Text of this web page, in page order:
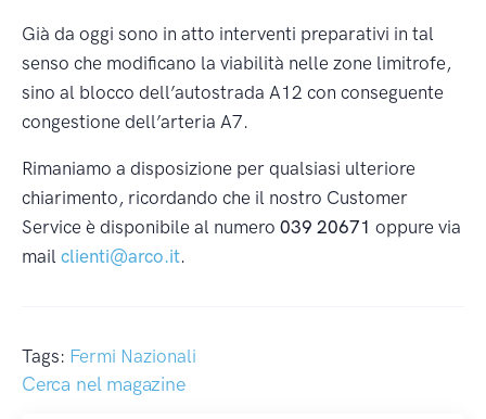
Già da oggi sono in atto interventi preparativi in tal
senso che modificano la viabilità nelle zone limitrofe,
sino al blocco dell’autostrada A12 con conseguente
congestione dell’arteria A7.
Rimaniamo a disposizione per qualsiasi ulteriore
chiarimento, ricordando che il nostro Customer
Service è disponibile al numero 039 20671 oppure via
mail clienti@arco.it.
Tags: Fermi Nazionali
Cerca nel magazine